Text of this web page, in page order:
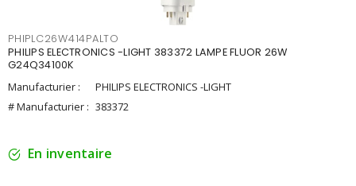
PHIPLC26W414PALTO
PHILIPS ELECTRONICS -LIGHT 383372 LAMPE FLUOR 26W
G24Q34100K
Manufacturier :
PHILIPS ELECTRONICS -LIGHT
# Manufacturier : 383372
En inventaire